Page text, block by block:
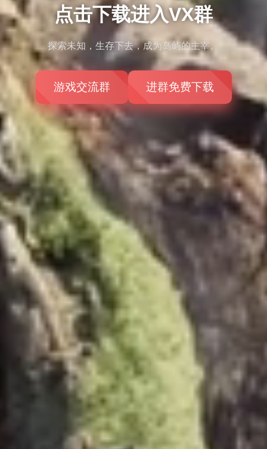
点击下载进入VX群
探索未知，生存下去，成为岛屿的主宰。
游戏交流群 进群免费下载